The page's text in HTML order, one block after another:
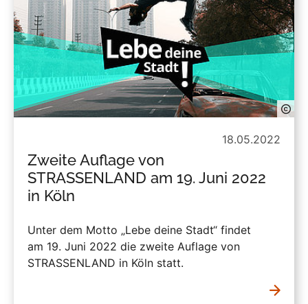
18.05.2022
Zweite Auflage von
STRASSENLAND am 19. Juni 2022
in Köln
Unter dem Motto „Lebe deine Stadt“ findet
am 19. Juni 2022 die zweite Auflage von
STRASSENLAND in Köln statt.